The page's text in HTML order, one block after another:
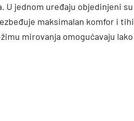
U jednom uređaju objedinjeni su
maksimalan komfor i tihi
mirovanja omogućavaju lako